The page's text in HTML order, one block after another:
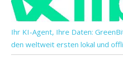
Ihr KI-Agent, Ihre Daten:
den weltweit ersten lokal und